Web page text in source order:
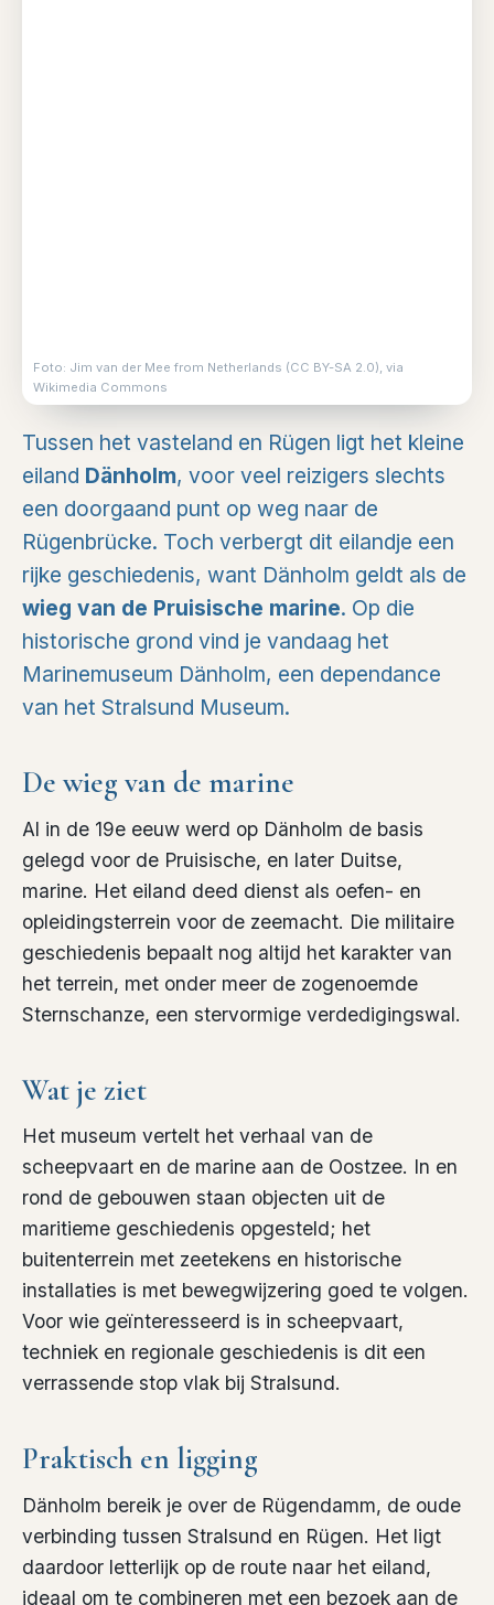
Foto: Jim van der Mee from Netherlands (CC BY-SA 2.0), via
Wikimedia Commons
Tussen het vasteland en Rügen ligt het kleine
eiland Dänholm, voor veel reizigers slechts
een doorgaand punt op weg naar de
Rügenbrücke. Toch verbergt dit eilandje een
rijke geschiedenis, want Dänholm geldt als de
wieg van de Pruisische marine. Op die
historische grond vind je vandaag het
Marinemuseum Dänholm, een dependance
van het Stralsund Museum.
De wieg van de marine
Al in de 19e eeuw werd op Dänholm de basis
gelegd voor de Pruisische, en later Duitse,
marine. Het eiland deed dienst als oefen- en
opleidingsterrein voor de zeemacht. Die militaire
geschiedenis bepaalt nog altijd het karakter van
het terrein, met onder meer de zogenoemde
Sternschanze, een stervormige verdedigingswal.
Wat je ziet
Het museum vertelt het verhaal van de
scheepvaart en de marine aan de Oostzee. In en
rond de gebouwen staan objecten uit de
maritieme geschiedenis opgesteld; het
buitenterrein met zeetekens en historische
installaties is met bewegwijzering goed te volgen.
Voor wie geïnteresseerd is in scheepvaart,
techniek en regionale geschiedenis is dit een
verrassende stop vlak bij Stralsund.
Praktisch en ligging
Dänholm bereik je over de Rügendamm, de oude
verbinding tussen Stralsund en Rügen. Het ligt
daardoor letterlijk op de route naar het eiland,
ideaal om te combineren met een bezoek aan de